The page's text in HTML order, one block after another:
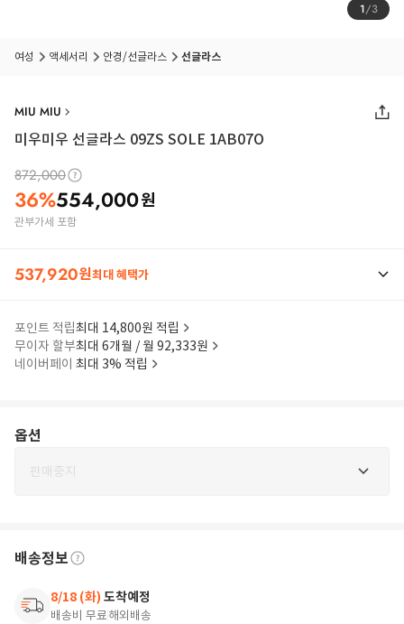
1/3
여성 액세서리 안경/선글라스 선글라스
MIU MIU
미우미우 선글라스 09ZS SOLE 1AB07O
872,000
36%554,000원
관부가세 포함
537,920원최대 혜택가
포인트 적립최대 14,800원 적립
무이자 할부최대 6개월 / 월 92,333원
네이버페이 최대 3% 적립
옵션
판매중지
배송정보
8/18 (화) 도착예정
배송비 무료해외배송